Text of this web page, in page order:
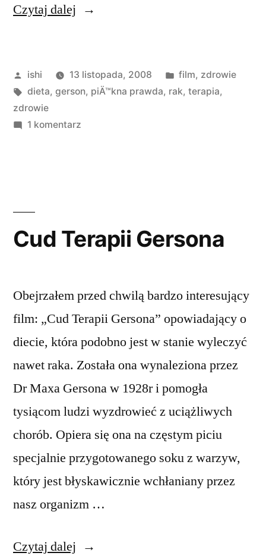
Czytaj dalej „Piękna
Gerson”
Opublikowane
przez
ishi 13 listopada, 2008
Opublikowano
w
film, zdrowie
Tagi:
dieta, gerson, piÄ™kna prawda, rak, terapia,
zdrowie
1 komentarzdo
Cud Terapii Gersona
Obejrzałem przed chwilą bardzo interesujący
film: „Cud Terapii Gersona” opowiadający o
diecie, która podobno jest w stanie wyleczyć
nawet raka. Została ona wynaleziona przez
Dr Maxa Gersona w 1928r i pomogła
tysiącom ludzi wyzdrowieć z uciążliwych
chorób. Opiera się ona na częstym piciu
specjalnie przygotowanego soku z warzyw,
który jest błyskawicznie wchłaniany przez
nasz organizm …
Czytaj dalej „Cud